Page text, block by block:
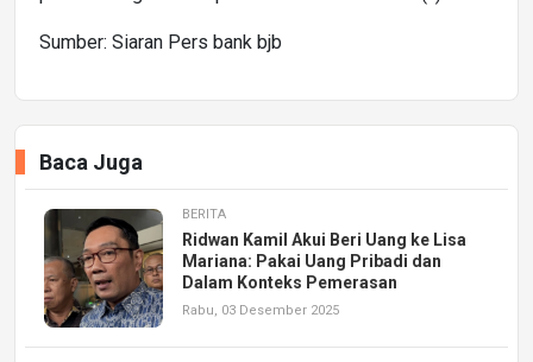
Sumber: Siaran Pers bank bjb
Baca Juga
BERITA
Ridwan Kamil Akui Beri Uang ke Lisa
Mariana: Pakai Uang Pribadi dan
Dalam Konteks Pemerasan
Rabu, 03 Desember 2025